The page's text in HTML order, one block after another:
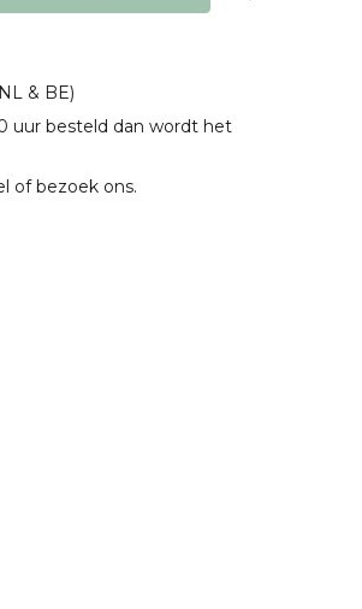
& BE)
uur besteld dan wordt het
of bezoek ons.